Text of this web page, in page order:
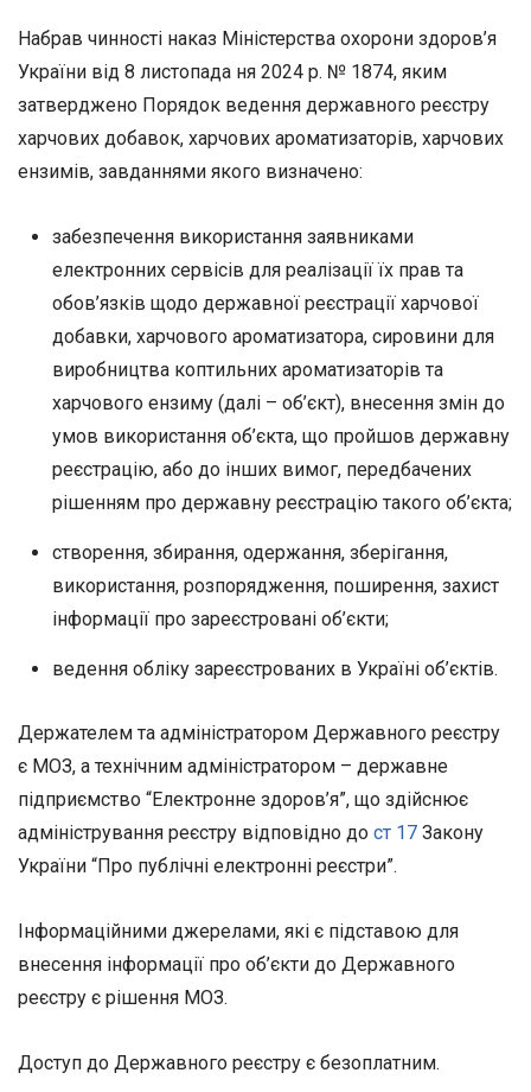
Набрав чинності наказ Міністерства охорони здоров’я
України від 8 листопада ня 2024 р. № 1874, яким
затверджено Порядок ведення державного реєстру
харчових добавок, харчових ароматизаторів, харчових
ензимів, завданнями якого визначено:
забезпечення використання заявниками
електронних сервісів для реалізації їх прав та
обов’язків щодо державної реєстрації харчової
добавки, харчового ароматизатора, сировини для
виробництва коптильних ароматизаторів та
харчового ензиму (далі – об’єкт), внесення змін до
умов використання об’єкта, що пройшов державну
реєстрацію, або до інших вимог, передбачених
рішенням про державну реєстрацію такого об’єкта;
створення, збирання, одержання, зберігання,
використання, розпорядження, поширення, захист
інформації про зареєстровані об’єкти;
ведення обліку зареєстрованих в Україні об’єктів.
Держателем та адміністратором Державного реєстру
є МОЗ, а технічним адміністратором – державне
підприємство “Електронне здоров’я”, що здійснює
адміністрування реєстру відповідно до ст 17 Закону
України “Про публічні електронні реєстри”.
Інформаційними джерелами, які є підставою для
внесення інформації про об’єкти до Державного
реєстру є рішення МОЗ.
Доступ до Державного реєстру є безоплатним.